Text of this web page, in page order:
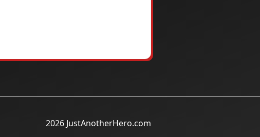
2026 JustAnotherHero.com